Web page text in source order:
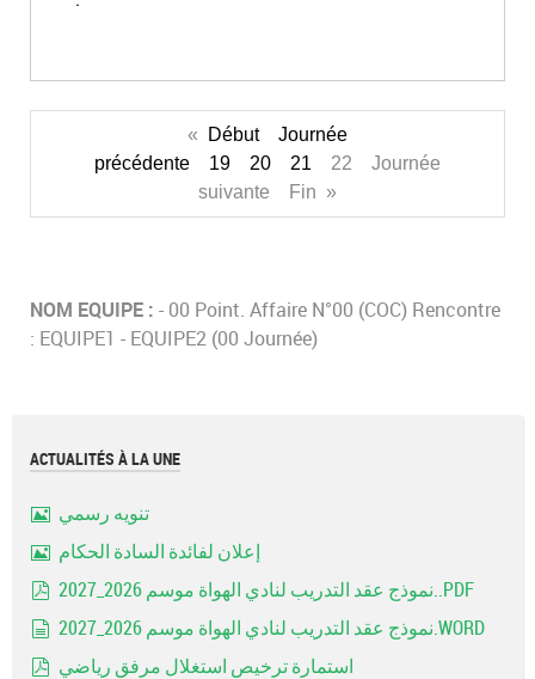
« Début
Journée
précédente
19 20 21 22 Journée
suivante Fin »
NOM EQUIPE : - 00 Point. Affaire N°00 (COC) Rencontre
: EQUIPE1 - EQUIPE2 (00 Journée)
ACTUALITÉS À LA UNE
تنويه رسمي
إعلان لفائدة السادة الحكام
نموذج عقد التدريب لنادي الهواة موسم 2026_2027..PDF
نموذج عقد التدريب لنادي الهواة موسم 2026_2027.WORD
استمارة ترخيص استغلال مرفق رياضي